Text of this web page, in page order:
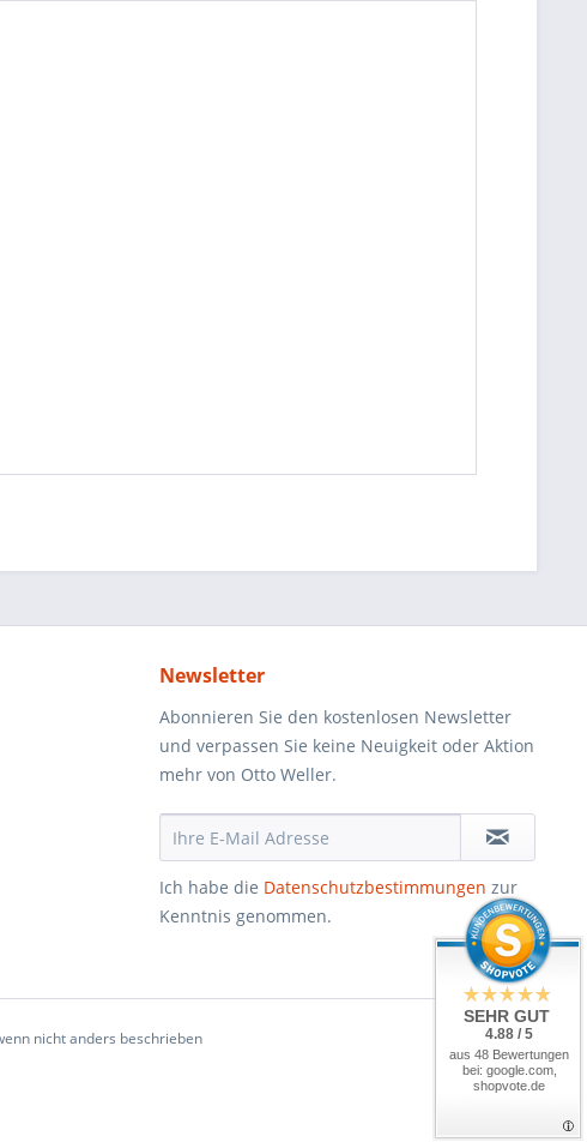
Newsletter
Abonnieren Sie den kostenlosen Newsletter
und verpassen Sie keine Neuigkeit oder Aktion
mehr von Otto Weller.
Ich habe die Datenschutzbestimmungen zur
Kenntnis genommen.
nicht anders beschrieben
SEHR GUT
4.88 / 5
aus 48 Bewertungen
bei: google.com,
shopvote.de